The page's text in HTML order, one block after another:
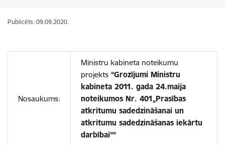
Publicēts: 09.09.2020.
Nosaukums:
Ministru kabineta noteikumu
projekts “Grozījumi Ministru
kabineta 2011. gada 24.maija
noteikumos Nr. 401„Prasības
atkritumu sadedzināšanai un
atkritumu sadedzināšanas iekārtu
darbībai””